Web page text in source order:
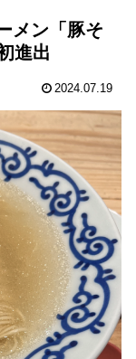
メン「豚そ
進出
2024.07.19